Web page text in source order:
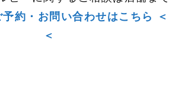
予約・お問い合わせはこちら ＜
＜